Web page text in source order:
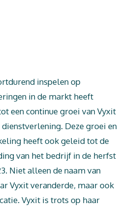
inspelen op
in de markt heeft
een continue groei van Vyxit
dienstverlening. Deze groei en
heeft ook geleid tot de
van het bedrijf in de herfst
Niet alleen de naam van
Vyxit veranderde, maar ook
Vyxit is trots op haar